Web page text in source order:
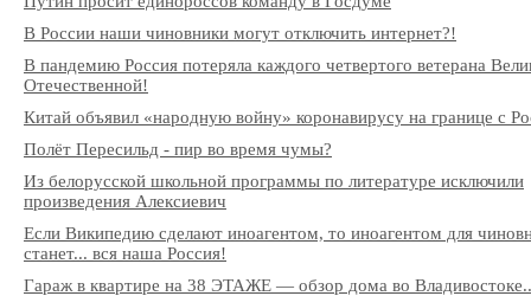
В России наши чиновники могут отключить интернет?!
В пандемию Россия потеряла каждого четвертого ветерана
Отечественной!
Китай объявил «народную войну» коронавирусу на границе с
Полёт Пересильд - пир во время чумы?
Из белорусской школьной программы по литературе исключили
произведения Алексиевич
Если Википедию сделают иноагентом, то иноагентом для
станет... вся наша Россия!
Гараж в квартире на 38 ЭТАЖЕ — обзор дома во